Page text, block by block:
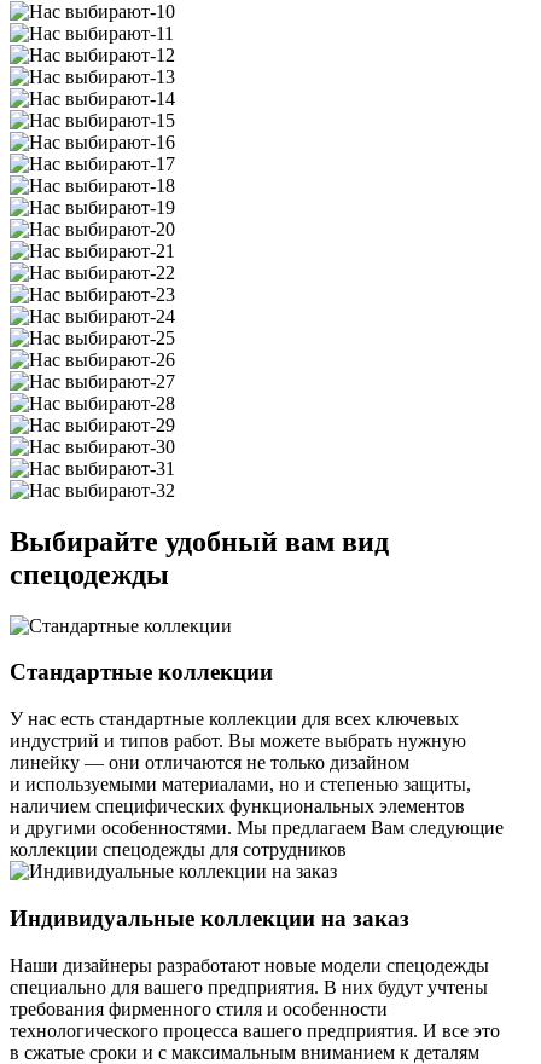
Выбирайте удобный вам вид
спецодежды
Стандартные коллекции
У нас есть стандартные коллекции для всех ключевых
индустрий и типов работ. Вы можете выбрать нужную
линейку — они отличаются не только дизайном
и используемыми материалами, но и степенью защиты,
наличием специфических функциональных элементов
и другими особенностями. Мы предлагаем Вам следующие
коллекции спецодежды для сотрудников
Индивидуальные коллекции на заказ
Наши дизайнеры разработают новые модели спецодежды
специально для вашего предприятия. В них будут учтены
требования фирменного стиля и особенности
технологического процесса вашего предприятия. И все это
в сжатые сроки и с максимальным вниманием к деталям